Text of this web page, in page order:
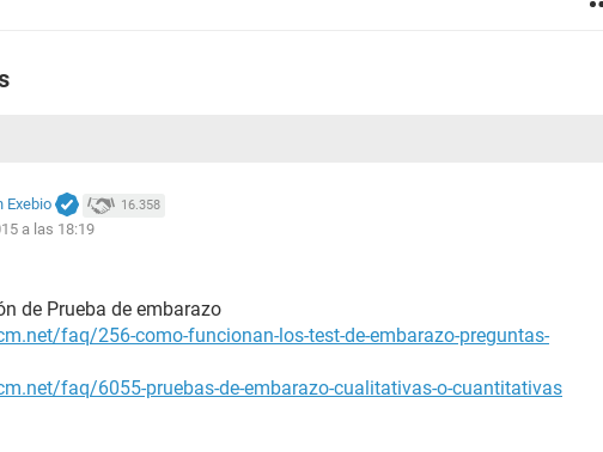
Exebio 16.358
a las 18:19
de Prueba de embarazo
faq/256-como-funcionan-los-test-de-embarazo-preguntas-
faq/6055-pruebas-de-embarazo-cualitativas-o-cuantitativas